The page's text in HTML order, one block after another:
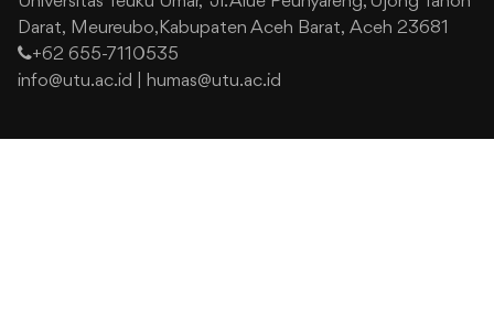
Darat, Meureubo,Kabupaten Aceh Barat, Aceh 23681
+62 655-7110535
info@utu.ac.id
humas@utu.ac.id